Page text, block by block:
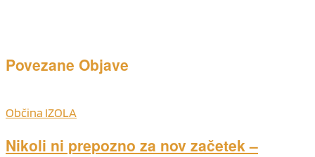
Povezane Objave
Občina IZOLA
Nikoli ni prepozno za nov začetek –